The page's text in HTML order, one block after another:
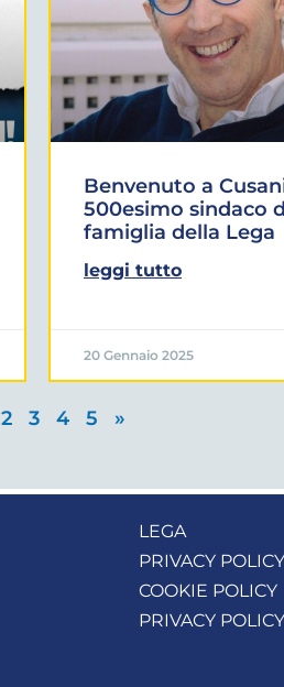
Benvenuto a
500esimo sindaco
famiglia della Lega
leggi tutto
20 Gennaio 2025
2 3 4 5 »
LEGA
PRIVACY
COOKIE POLICY
PRIVACY